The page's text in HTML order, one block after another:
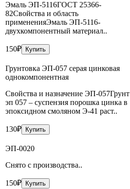
Эмаль ЭП-5116ГОСТ 25366-
82Свойства и область
примененияЭмаль ЭП-5116-
двухкомпонентный материал..
150₽ Купить
Грунтовка ЭП-057 серая цинковая
однокомпонентная
Свойства и назначение ЭП-057Грунт
эп 057 – суспензия порошка цинка в
эпоксидном смоляном Э-41 раст..
130₽ Купить
ЭП-0020
Снято с производства..
150₽ Купить